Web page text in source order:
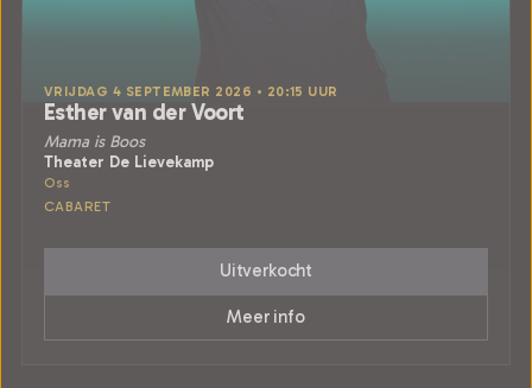
VRIJDAG 4 SEPTEMBER 2026 • 20:15 UUR
Esther van der Voort
Mama is Boos
Theater De Lievekamp
Oss
CABARET
Uitverkocht
Meer info